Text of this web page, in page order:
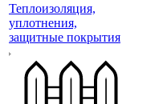
Теплоизоляция,
уплотнения,
защитные покрытия